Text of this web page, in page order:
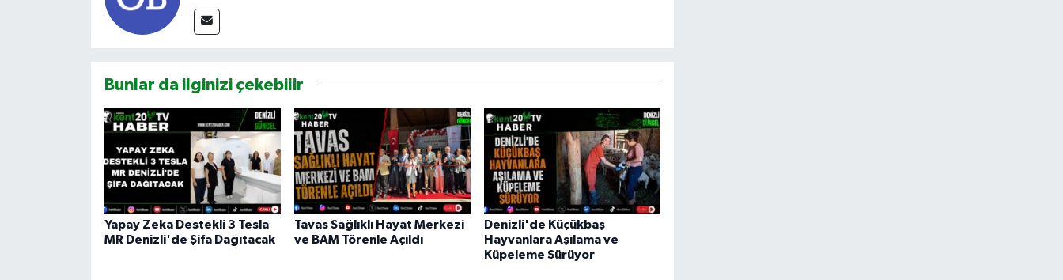
Bunlar da ilginizi çekebilir
Yapay Zeka Destekli 3 Tesla
MR Denizli'de Şifa Dağıtacak
Tavas Sağlıklı Hayat Merkezi
ve BAM Törenle Açıldı
Denizli'de Küçükbaş
Hayvanlara Aşılama ve
Küpeleme Sürüyor